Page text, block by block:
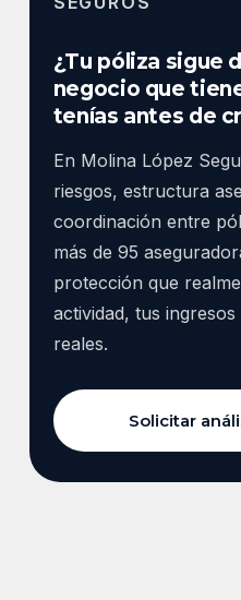
¿Tu póliza sigue
negocio que
tenías antes de
En Molina López
riesgos, estructura
coordinación entre
más de 95
protección que
actividad, tus
reales.
Solicitar